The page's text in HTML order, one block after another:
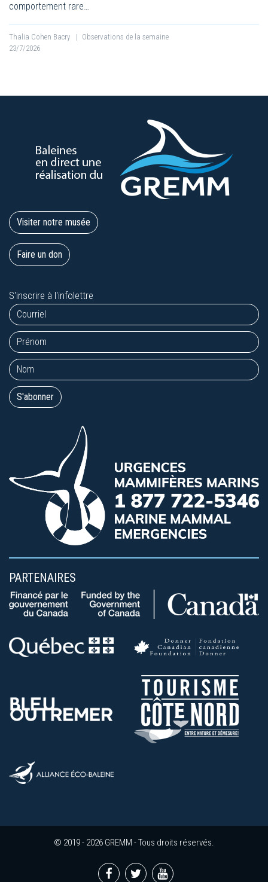
comportement rare…
Thalia Cohen Bacry | Observations de la semaine
23/7/2026
Visiter notre musée
Faire un don
S'inscrire à l'infolettre
PARTENAIRES
© 2019 - 2026 GREMM - Tous droits réservés.